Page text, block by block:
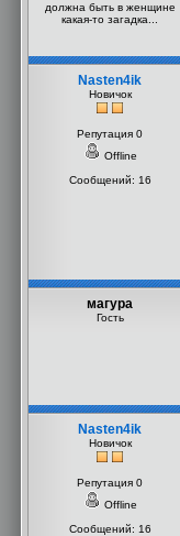
должна быть в женщине
какая-то загадка...
Nasten4ik
Новичок
Репутация 0
Offline
Сообщений: 16
магура
Гость
Nasten4ik
Новичок
Репутация 0
Offline
Сообщений: 16